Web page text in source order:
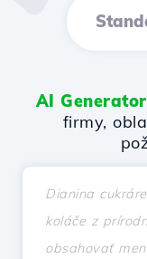
AI Generator
firmy,